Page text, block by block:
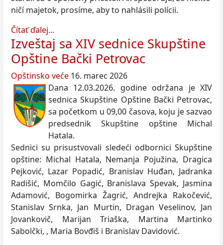
ničí majetok, prosíme, aby to nahlásili polícii.
Čítať ďalej...
Izveštaj sa XIV sednice Skupštine
Opštine Bački Petrovac
Opštinsko veće 16. marec 2026
Dana 12.03.2026. godine održana je XIV
sednica Skupštine Opštine Bački Petrovac,
sa početkom u 09,00 časova, koju je sazvao
predsednik Skupštine opštine Michal
Hatala.
Sednici su prisustvovali sledeći odbornici Skupštine
opštine: Michal Hatala, Nemanja Pojužina, Dragica
Pejković, Lazar Popadić, Branislav Huđan, Jadranka
Radišić, Momčilo Gagić, Branislava Spevak, Jasmina
Adamović, Bogomirka Žagrić, Andrejka Rakočević,
Stanislav Srnka, Jan Murtin, Dragan Veselinov, Jan
Jovankovič, Marijan Triaška, Martina Martinko
Sabolčki, , Maria Bovđiš i Branislav Davidović.